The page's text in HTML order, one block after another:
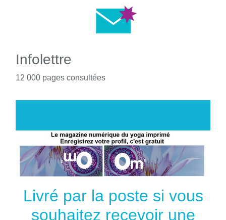
Infolettre
12 000 pages consultées
Livré par la poste si vous
souhaitez recevoir une